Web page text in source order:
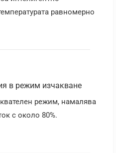
равномерно
в режим изчакване
режим, намалява
с около 80%.